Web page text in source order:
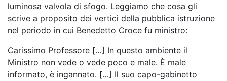
luminosa valvola di sfogo. Leggiamo che cosa gli
scrive a proposito dei vertici della pubblica istruzione
nel periodo in cui Benedetto Croce fu ministro:
Carissimo Professore […] In questo ambiente il
Ministro non vede o vede poco e male. È male
informato, è ingannato. […] Il suo capo-gabinetto